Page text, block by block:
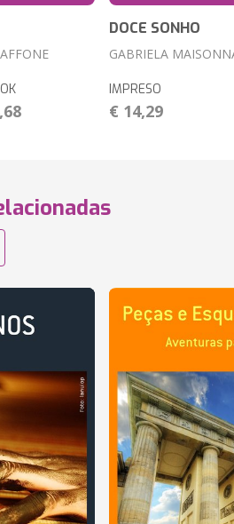
DOCE SONHO
GABRIELA
IMPRESO
€ 14,29